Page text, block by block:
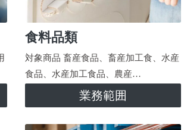
食料品類
対象商品 畜産食品、畜産加工食、水産
食品、水産加工食品、農産…
業務範囲